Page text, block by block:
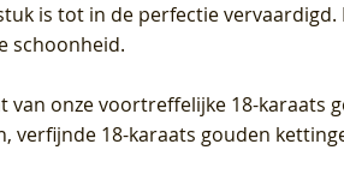
is tot in de perfectie vervaardigd.
schoonheid.
van onze voortreffelijke 18-karaats
18-karaats gouden